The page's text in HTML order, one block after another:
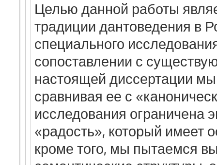
Целью данной работы
традиции дантоведения в
специального
сопоставлении с
настоящей диссертации
сравнивая ее с
исследования ограничена
«радость», который имеет
кроме того, мы пытаемся